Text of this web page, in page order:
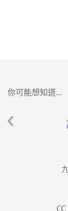
你可能想知道...